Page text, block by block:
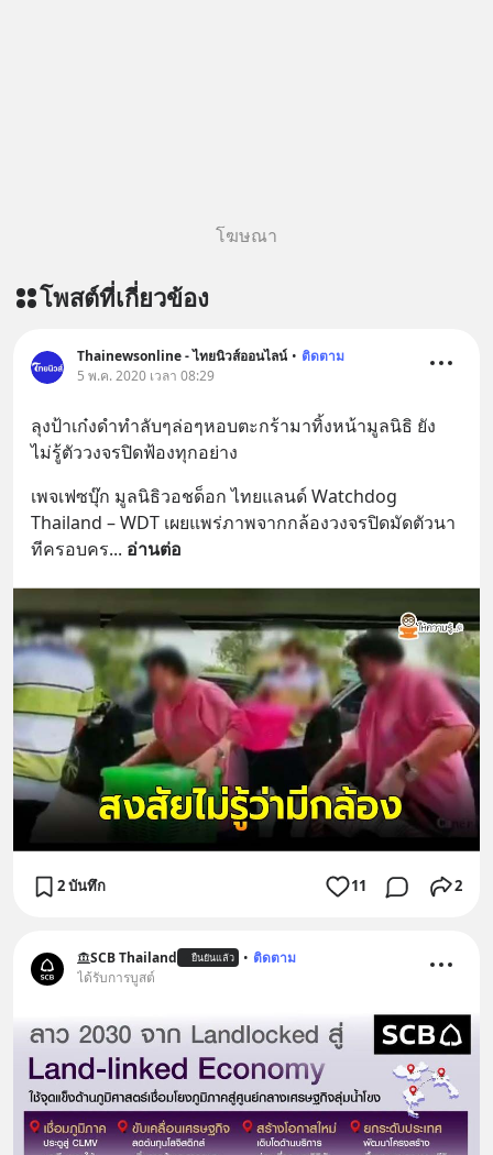
โฆษณา
โพสต์ที่เกี่ยวข้อง
Thainewsonline - ไทยนิวส์ออนไลน์ • ติดตาม
5 พ.ค. 2020 เวลา 08:29
ลุงป้าเก๋งดำทำลับๆล่อๆหอบตะกร้ามาทิ้งหน้ามูลนิธิ ยัง
ไม่รู้ตัววงจรปิดฟ้องทุกอย่าง
เพจเฟซบุ๊ก มูลนิธิวอชด็อก ไทยแลนด์ Watchdog
Thailand – WDT เผยแพร่ภาพจากกล้องวงจรปิดมัดตัวนา
ทีครอบคร... อ่านต่อ
2 บันทึก 11 2
SCB Thailand ยืนยันแล้ว • ติดตาม
ได้รับการบูสต์